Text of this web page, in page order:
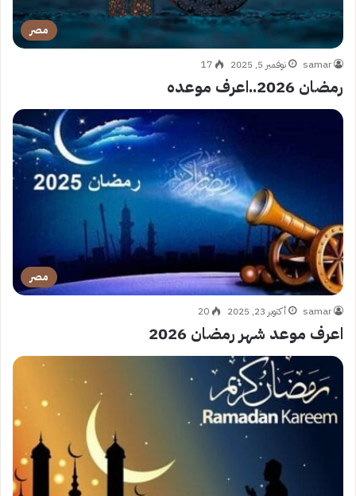
مصر
samar نوفمبر 5, 2025 17
رمضان 2026..اعرف موعده
مصر
samar أكتوبر 23, 2025 20
اعرف موعد شهر رمضان 2026